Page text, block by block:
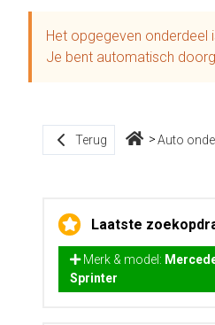
Het opgegeven onderdeel
Je bent automatisch
Terug Auto
Laatste
Merk & model:
Sprinter